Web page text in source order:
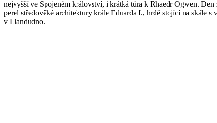
nejvyšší ve Spojeném království, i krátká túra k Rhaedr Ogwen.
perel středověké architektury krále Eduarda I., hrdě stojící na skále
v Llandudno.